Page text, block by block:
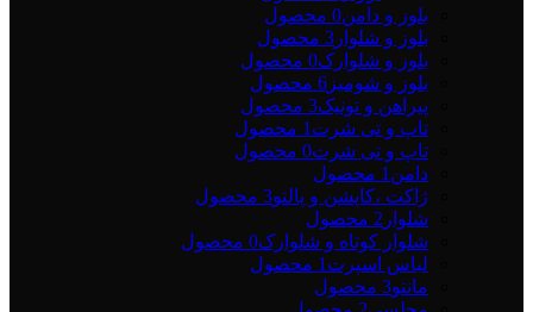
بلوز و دامن0 محصول
بلوز و شلوار 3 محصول
بلوز و شلوارک0 محصول
بلوز و شومیز 6 محصول
پیراهن و تونیک3 محصول
تاپ و تی شرت 1 محصول
تاپ و تی شرت0 محصول
دامن 1 محصول
ژاکت ،کاپشن و پالتو3 محصول
شلوار 2 محصول
شلوار کوتاه و شلوارک0 محصول
لباس اسپرت 1 محصول
مانتو3 محصول